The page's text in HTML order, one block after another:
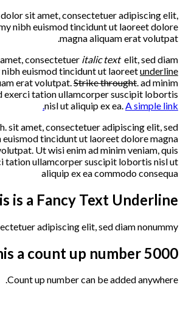
. dolor sit amet, consectetuer adipiscing elit,
nibh euismod tincidunt ut laoreet dolore
magna aliquam erat volutpat.
consectetuer italic text elit, sed diam
nibh euismod tincidunt ut laoreetunderline
erat volutpat. Strike throught . ad minim
exerci tation ullamcorper suscipit lobortis
nisl ut aliquip ex ea. A simple link.
sit amet, consectetuer adipiscing elit, sed
euismod tincidunt ut laoreet dolore magna
Ut wisi enim ad minim veniam, quis
tation ullamcorper suscipit lobortis nisl ut
aliquip ex ea commodo consequa
is a Fancy Text Underline
adipiscing elit, sed diam nonummy.
a count up number5000
Count up number can be added anywhere.